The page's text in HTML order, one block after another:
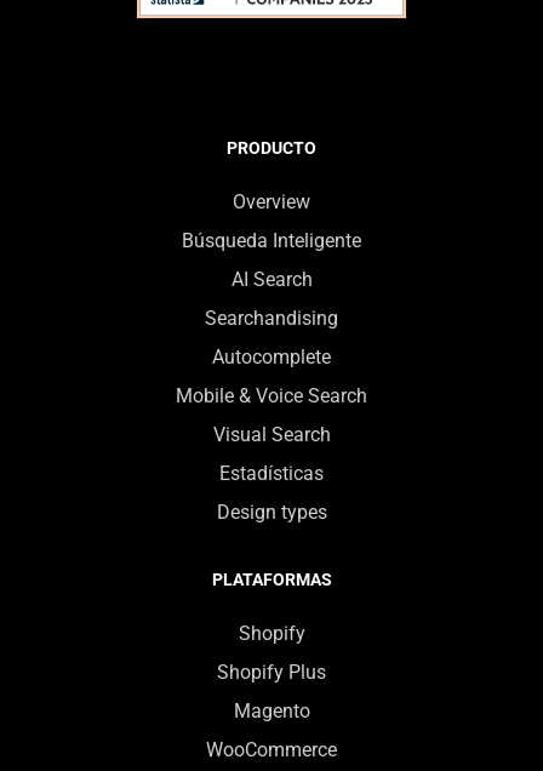
PRODUCTO
Overview
Búsqueda Inteligente
AI Search
Searchandising
Autocomplete
Mobile & Voice Search
Visual Search
Estadísticas
Design types
PLATAFORMAS
Shopify
Shopify Plus
Magento
WooCommerce